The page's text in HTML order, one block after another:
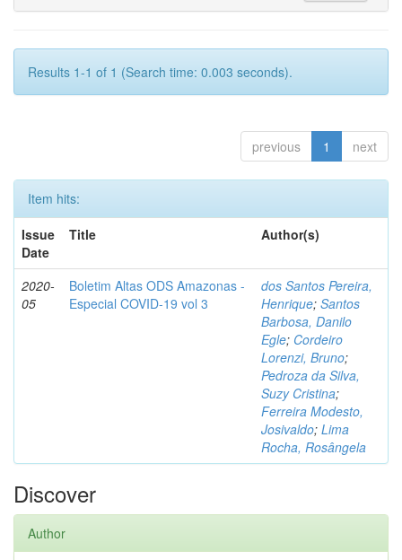
Results 1-1 of 1 (Search time: 0.003 seconds).
previous 1 next
Item hits:
Issue
Date
Title Author(s)
2020-
05
Boletim Altas ODS Amazonas -
Especial COVID-19 vol 3
dos Santos Pereira,
Henrique; Santos
Barbosa, Danilo
Egle; Cordeiro
Lorenzi, Bruno;
Pedroza da Silva,
Suzy Cristina;
Ferreira Modesto,
Josivaldo; Lima
Rocha, Rosângela
Discover
Author